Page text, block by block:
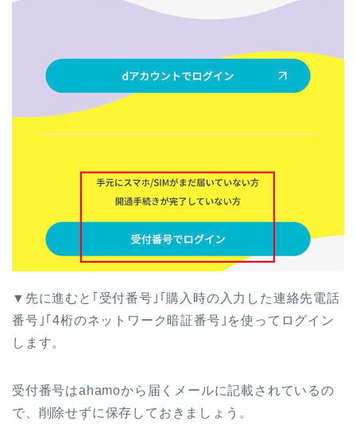
▼先に進むと｢受付番号｣｢購入時の入力した連絡先電話
番号｣｢4桁のネットワーク暗証番号｣を使ってログイン
します。
受付番号はahamoから届くメールに記載されているの
で、削除せずに保存しておきましょう。